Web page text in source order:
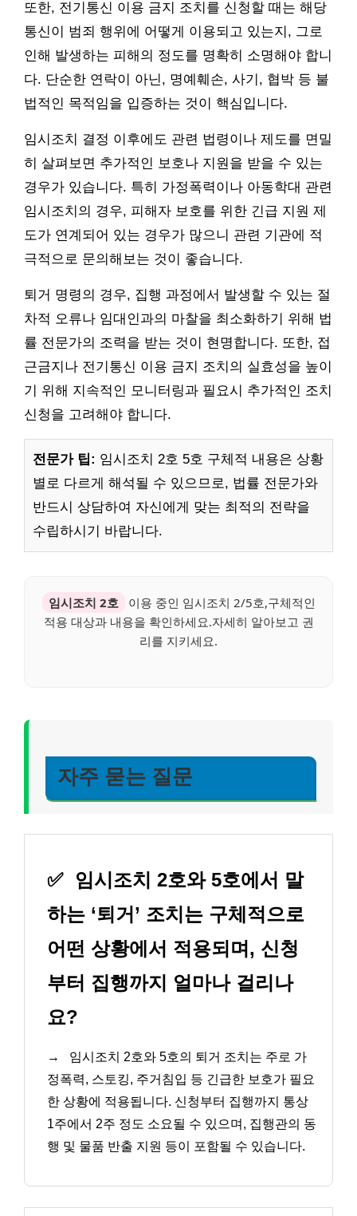
또한, 전기통신 이용 금지 조치를 신청할 때는 해당
통신이 범죄 행위에 어떻게 이용되고 있는지, 그로
인해 발생하는 피해의 정도를 명확히 소명해야 합니
다. 단순한 연락이 아닌, 명예훼손, 사기, 협박 등 불
법적인 목적임을 입증하는 것이 핵심입니다.
임시조치 결정 이후에도 관련 법령이나 제도를 면밀
히 살펴보면 추가적인 보호나 지원을 받을 수 있는
경우가 있습니다. 특히 가정폭력이나 아동학대 관련
임시조치의 경우, 피해자 보호를 위한 긴급 지원 제
도가 연계되어 있는 경우가 많으니 관련 기관에 적
극적으로 문의해보는 것이 좋습니다.
퇴거 명령의 경우, 집행 과정에서 발생할 수 있는 절
차적 오류나 임대인과의 마찰을 최소화하기 위해 법
률 전문가의 조력을 받는 것이 현명합니다. 또한, 접
근금지나 전기통신 이용 금지 조치의 실효성을 높이
기 위해 지속적인 모니터링과 필요시 추가적인 조치
신청을 고려해야 합니다.
전문가 팁: 임시조치 2호 5호 구체적 내용은 상황
별로 다르게 해석될 수 있으므로, 법률 전문가와
반드시 상담하여 자신에게 맞는 최적의 전략을
수립하시기 바랍니다.
임시조치 2호
이용 중인 임시조치 2/5호,구체적인
적용 대상과 내용을 확인하세요.자세히 알아보고 권
리를 지키세요.
자주 묻는 질문
✅
임시조치 2호와 5호에서 말
하는 ‘퇴거’ 조치는 구체적으로
어떤 상황에서 적용되며, 신청
부터 집행까지 얼마나 걸리나
요?
→
임시조치 2호와 5호의 퇴거 조치는 주로 가
정폭력, 스토킹, 주거침입 등 긴급한 보호가 필요
한 상황에 적용됩니다. 신청부터 집행까지 통상
1주에서 2주 정도 소요될 수 있으며, 집행관의 동
행 및 물품 반출 지원 등이 포함될 수 있습니다.